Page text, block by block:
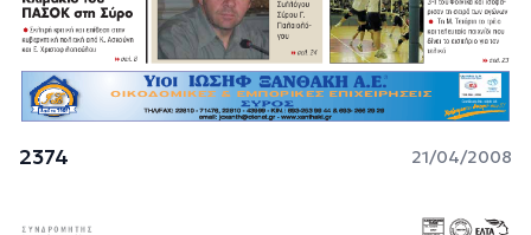
2374 21/04/2008